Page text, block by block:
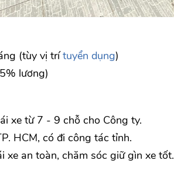
(tùy vị trítuyển dụng)
lương)
xe từ 7 - 9 chỗ cho Công ty.
HCM, có đi công tác tỉnh.
xe an toàn, chăm sóc giữ gìn xe tốt.